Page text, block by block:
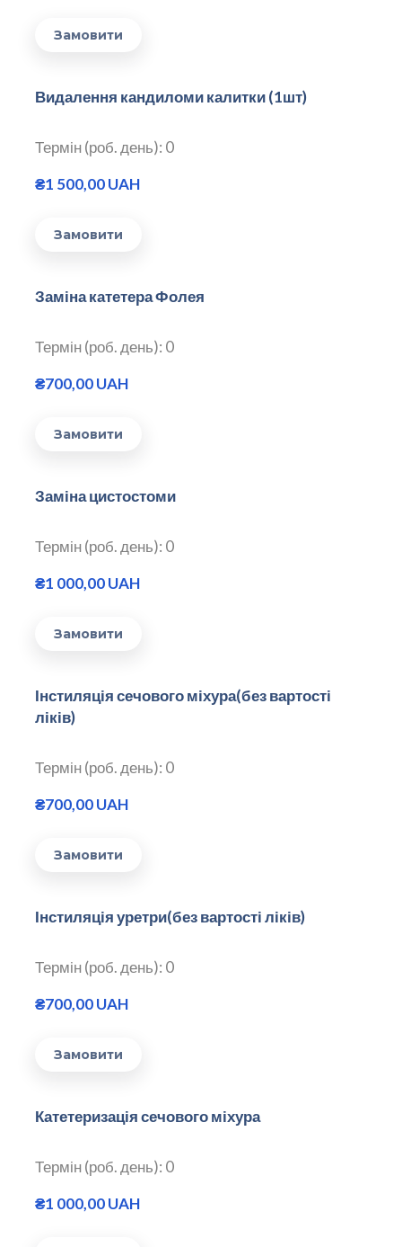
Замовити
Видалення кандиломи калитки (1шт)
Термін (роб. день): 0
₴1 500,00 UAH
Замовити
Заміна катетера Фолея
Термін (роб. день): 0
₴700,00 UAH
Замовити
Заміна цистостоми
Термін (роб. день): 0
₴1 000,00 UAH
Замовити
Інстиляція сечового міхура(без вартості
ліків)
Термін (роб. день): 0
₴700,00 UAH
Замовити
Інстиляція уретри(без вартості ліків)
Термін (роб. день): 0
₴700,00 UAH
Замовити
Катетеризація сечового міхура
Термін (роб. день): 0
₴1 000,00 UAH